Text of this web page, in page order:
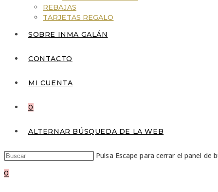
REBAJAS
TARJETAS REGALO
SOBRE INMA GALÁN
CONTACTO
MI CUENTA
0
ALTERNAR BÚSQUEDA DE LA WEB
Pulsa Escape para cerrar el panel de
0